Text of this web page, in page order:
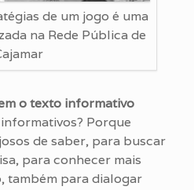
de um jogo é uma
na Rede Pública de
o texto informativo
Porque
de saber, para buscar
para conhecer mais
também para dialogar